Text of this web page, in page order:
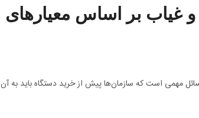
غیاب بر اساس معیارهای
مهمی است که سازمان‌ها پیش از خرید دستگاه باید به آن